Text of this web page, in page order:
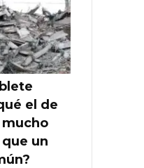
el de
mucho
un